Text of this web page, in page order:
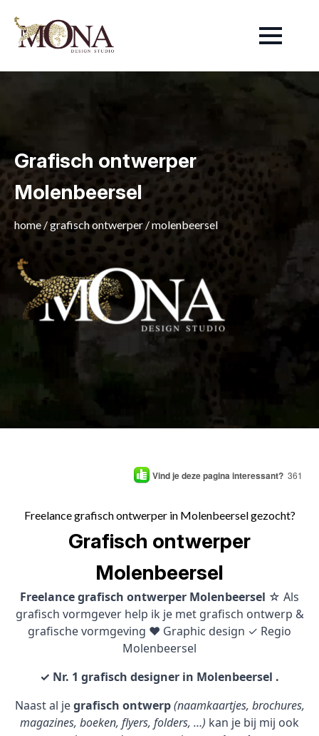
Grafisch ontwerper
Molenbeersel
home /grafisch ontwerper /molenbeersel
Vind je deze pagina interessant? 361
Freelance grafisch ontwerper in Molenbeersel gezocht?
Grafisch ontwerper
Molenbeersel
Freelance grafisch ontwerper Molenbeersel ☆ Als
grafisch vormgever help ik je met grafisch ontwerp &
grafische vormgeving ♥ Graphic design ✓ Regio
Molenbeersel
✓ Nr. 1 grafisch designer in Molenbeersel .
Naast al jegrafisch ontwerp (naamkaartjes, brochures,
magazines, boeken, flyers, folders, …) kan je bij mij ook